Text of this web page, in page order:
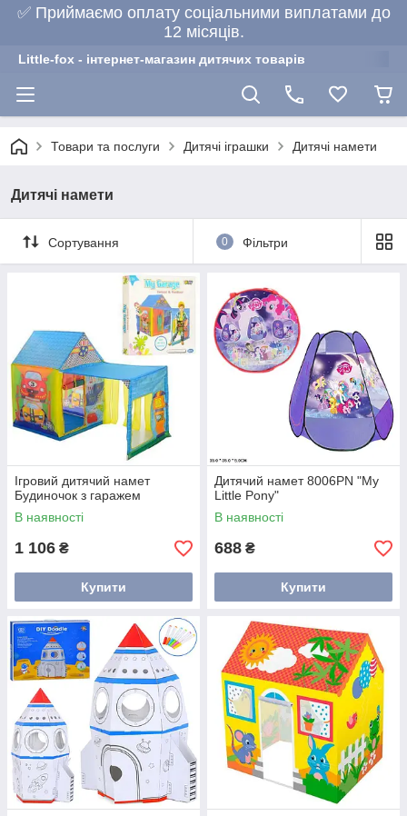
✅ Приймаємо оплату соціальними виплатами до
12 місяців.
Little-fox - інтернет-магазин дитячих товарів
Товари та послуги Дитячі іграшки Дитячі намети
Дитячі намети
Сортування 0 Фільтри
Ігровий дитячий намет
Будиночок з гаражем
В наявності
1 106 ₴
Купити
Дитячий намет 8006PN "My
Little Pony"
В наявності
688 ₴
Купити